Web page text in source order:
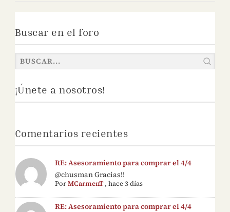
Buscar en el foro
¡Únete a nosotros!
Comentarios recientes
RE: Asesoramiento para comprar el 4/4
@chusman Gracias!!
PorMCarmenT,hace 3 días
RE: Asesoramiento para comprar el 4/4